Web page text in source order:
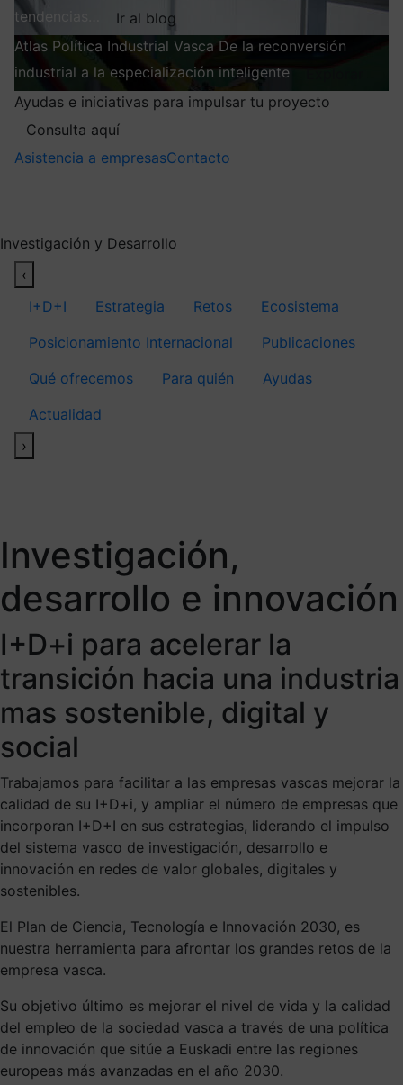
tendencias…
Ir al blog
Atlas Política Industrial Vasca De la reconversión
industrial a la especialización inteligente
Ayudas e iniciativas para impulsar tu proyecto
Consulta aquí
Asistencia a empresasContacto
Investigación y Desarrollo
‹
I+D+I
Estrategia Retos
Ecosistema
Posicionamiento Internacional
Publicaciones
Qué ofrecemos
Para quién
Ayudas
Actualidad
›
Investigación,
desarrollo e innovación
I+D+i para acelerar la
transición hacia una industria
mas sostenible, digital y
social
Trabajamos para facilitar a las empresas vascas mejorar la
calidad de su I+D+i, y ampliar el número de empresas que
incorporan I+D+I en sus estrategias, liderando el impulso
del sistema vasco de investigación, desarrollo e
innovación en redes de valor globales, digitales y
sostenibles.
El Plan de Ciencia, Tecnología e Innovación 2030, es
nuestra herramienta para afrontar los grandes retos de la
empresa vasca.
Su objetivo último es mejorar el nivel de vida y la calidad
del empleo de la sociedad vasca a través de una política
de innovación que sitúe a Euskadi entre las regiones
europeas más avanzadas en el año 2030.